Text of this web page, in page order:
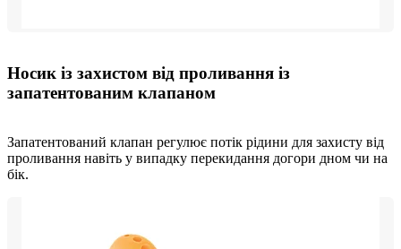
Носик із захистом від проливання із
запатентованим клапаном
Запатентований клапан регулює потік рідини для захисту від
проливання навіть у випадку перекидання догори дном чи на
бік.